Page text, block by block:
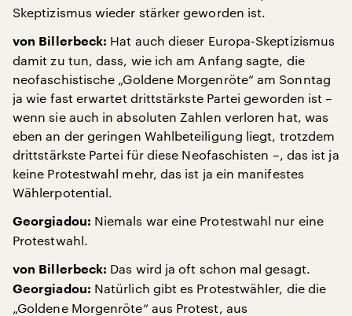
Skeptizismus wieder stärker geworden ist.
von Billerbeck: Hat auch dieser Europa-Skeptizismus
damit zu tun, dass, wie ich am Anfang sagte, die
neofaschistische „Goldene Morgenröte“ am Sonntag
ja wie fast erwartet drittstärkste Partei geworden ist –
wenn sie auch in absoluten Zahlen verloren hat, was
eben an der geringen Wahlbeteiligung liegt, trotzdem
drittstärkste Partei für diese Neofaschisten –, das ist ja
keine Protestwahl mehr, das ist ja ein manifestes
Wählerpotential.
Georgiadou: Niemals war eine Protestwahl nur eine
Protestwahl.
von Billerbeck: Das wird ja oft schon mal gesagt.
Georgiadou: Natürlich gibt es Protestwähler, die die
„Goldene Morgenröte“ aus Protest, aus